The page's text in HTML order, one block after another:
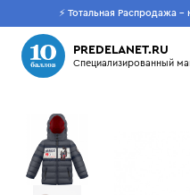
⚡ Тотальная Распродажа
PREDELANET.RU
Специализированный
Пусто
Что будем искать?